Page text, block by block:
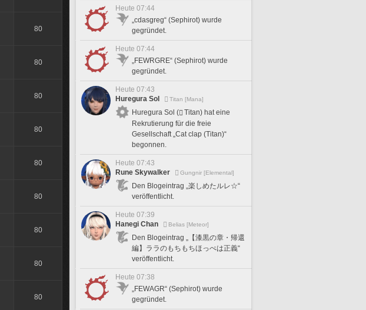
80
80
80
80
80
80
80
80
80
Heute 07:44
„cdasgreg“ (Sephirot) wurde
gegründet.
Heute 07:44
„FEWRGRE“ (Sephirot) wurde
gegründet.
Heute 07:43
Huregura Sol
Titan [Mana]
Huregura Sol (
Titan) hat eine
Rekrutierung für die freie
Gesellschaft „Cat clap (Titan)“
begonnen.
Heute 07:43
Rune Skywalker
Gungnir [Elemental]
Den Blogeintrag „楽しめたルレ☆“
veröffentlicht.
Heute 07:39
Hanegi Chan
Belias [Meteor]
Den Blogeintrag „【漆黒の章・帰還
編】ララのもちもちほっぺは正義“
veröffentlicht.
Heute 07:38
„FEWAGR“ (Sephirot) wurde
gegründet.